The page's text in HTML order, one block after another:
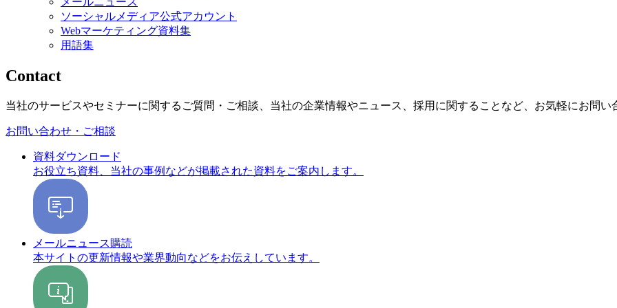
ソーシャルメディア公式アカウント
Webマーケティング資料集
用語集
Contact
当社のサービスやセミナーに関するご質問・ご相談、当社の企業情報やニュース、採用に関することなど、お気軽にお問い
お問い合わせ・ご相談
資料ダウンロード
お役立ち資料、当社の事例などが掲載された資料をご案内します。
メールニュース購読
本サイトの更新情報や業界動向などをお伝えしています。